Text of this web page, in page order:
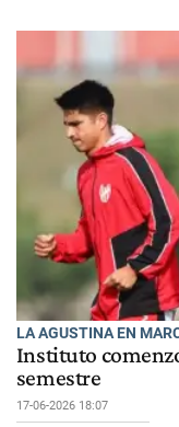
LA AGUSTINA EN
Instituto
semestre
17-06-2026 18:07